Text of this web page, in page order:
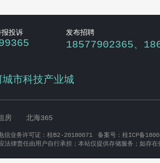
报投诉 发布招聘
18577902365、
市科技产业城
房 北海365
信业务许可证：桂B2-20180071
备案号：桂ICP备
法律责任由用户自行承担；本站仅提供存储服务；如存